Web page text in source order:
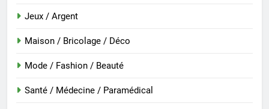
Jeux / Argent
Maison / Bricolage / Déco
Mode / Fashion / Beauté
Santé / Médecine / Paramédical